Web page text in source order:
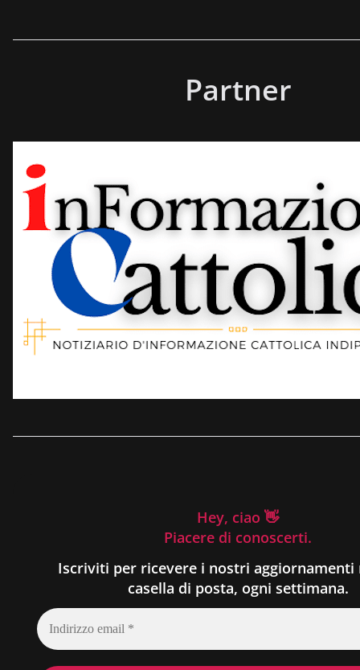
Partner
Hey, ciao 👋
Piacere di conoscerti.
Iscriviti per ricevere i nostri aggiornamenti
casella di posta, ogni settimana.